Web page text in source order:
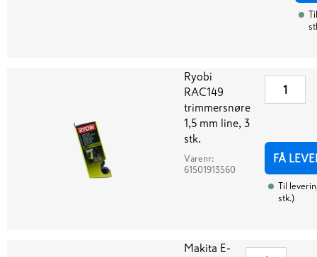
Ryobi
RAC149
trimmersnøre
1,5 mm line, 3
stk.
Varenr:
61501913560
FÅ
Til
stk.)
Makita E-